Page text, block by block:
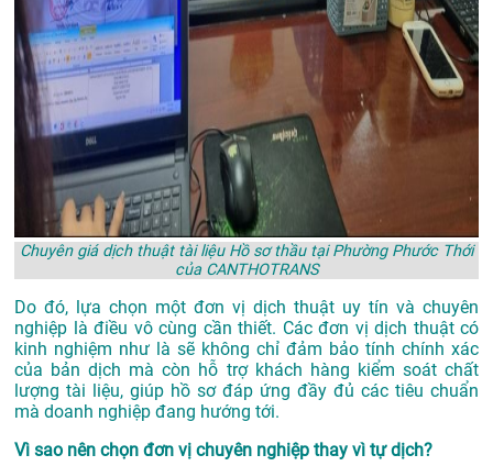
Chuyên giá dịch thuật tài liệu Hồ sơ thầu tại Phường Phước Thới
của CANTHOTRANS
Do đó, lựa chọn một đơn vị dịch thuật uy tín và chuyên
nghiệp là điều vô cùng cần thiết. Các đơn vị dịch thuật có
kinh nghiệm như là sẽ không chỉ đảm bảo tính chính xác
của bản dịch mà còn hỗ trợ khách hàng kiểm soát chất
lượng tài liệu, giúp hồ sơ đáp ứng đầy đủ các tiêu chuẩn
mà doanh nghiệp đang hướng tới.
Vì sao nên chọn đơn vị chuyên nghiệp thay vì tự dịch?